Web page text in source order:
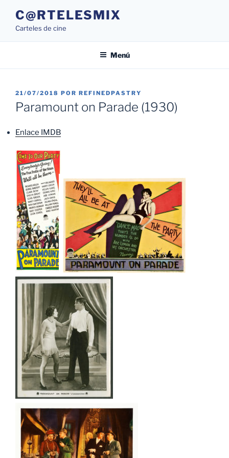
contenido
C@RTELESMIX
Carteles de cine
Menú
PUBLICADO
EL
21/07/2018 POR REFINEDPASTRY
Paramount on Parade (1930)
Enlace IMDB